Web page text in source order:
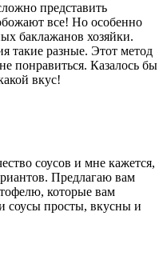
представить
все! Но особенно
баклажанов хозяйки.
такие разные. Этот метод
понравиться. Казалось бы
вкус!
соусов и мне кажется,
Предлагаю вам
которые вам
соусы просты, вкусны и